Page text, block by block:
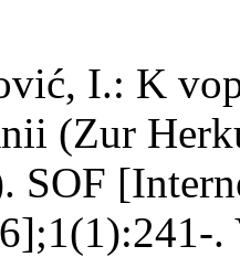
I.: K
(Zur
SOF